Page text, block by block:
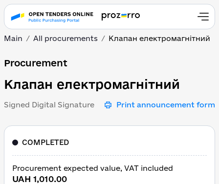
Main All procurements Клапан електромагнітний
Клапан
Procurement
Клапан електромагнітний
Signed Digital Signature Print announcement form
COMPLETED
Procurement expected value, VAT included
UAH 1,010.00